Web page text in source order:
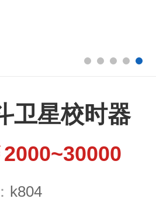
卫星校时器
2000~30000
k804